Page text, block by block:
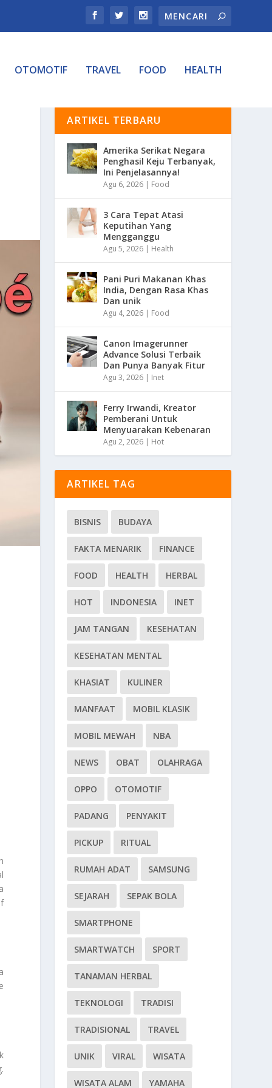
OTOMOTIF TRAVEL FOOD HEALTH
ARTIKEL TERBARU
Amerika Serikat Negara
Penghasil Keju Terbanyak,
Ini Penjelasannya!
Agu 6, 2026 | Food
3 Cara Tepat Atasi
Keputihan Yang
Mengganggu
Agu 5, 2026 | Health
Pani Puri Makanan Khas
India, Dengan Rasa Khas
Dan unik
Agu 4, 2026 | Food
Canon Imagerunner
Advance Solusi Terbaik
Dan Punya Banyak Fitur
Agu 3, 2026 | Inet
Ferry Irwandi, Kreator
Pemberani Untuk
Menyuarakan Kebenaran
Agu 2, 2026 | Hot
ARTIKEL TAG
BISNIS BUDAYA
FAKTA MENARIK FINANCE
FOOD HEALTH HERBAL
HOT INDONESIA INET
JAM TANGAN KESEHATAN
KESEHATAN MENTAL
KHASIAT KULINER
MANFAAT MOBIL KLASIK
MOBIL MEWAH NBA
NEWS OBAT OLAHRAGA
OPPO OTOMOTIF
PADANG PENYAKIT
PICKUP RITUAL
RUMAH ADAT SAMSUNG
SEJARAH SEPAK BOLA
SMARTPHONE
SMARTWATCH SPORT
TANAMAN HERBAL
TEKNOLOGI TRADISI
TRADISIONAL TRAVEL
UNIK VIRAL WISATA
WISATA ALAM YAMAHA